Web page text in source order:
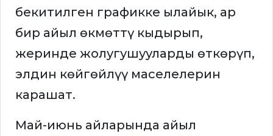
бекитилген графикке ылайык, ар
бир айыл өкмөттү кыдырып,
жеринде жолугушууларды өткөрүп,
элдин көйгөйлүү маселелерин
карашат.
Май-июнь айларында айыл